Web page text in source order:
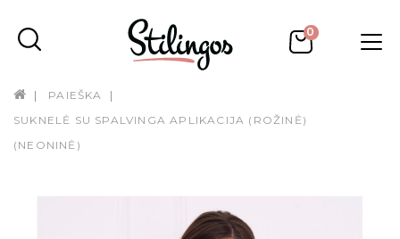
0
PAIEŠKA
SUKNELĖ SU SPALVINGA APLIKACIJA (ROŽINĖ)
(NEONINĖ)